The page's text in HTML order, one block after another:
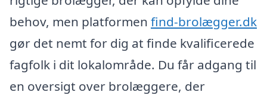
behov, men platformen find-brolægger.dk
gør det nemt for dig at finde kvalificerede
fagfolk i dit lokalområde. Du får adgang til
en oversigt over brolæggere, der